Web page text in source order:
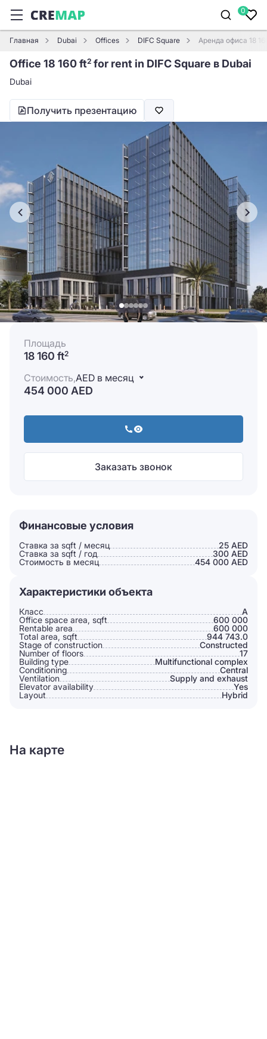
0
Главная Dubai Offices DIFC Square Аренда офиса 18
Office 18 160 ft2 for rent in DIFC Square в Dubai
Dubai
Получить презентацию
Площадь
18 160 ft2
Стоимость,AED в месяц
454 000 AED
Заказать звонок
Финансовые условия
Ставка за sqft / месяц
25 AED
Ставка за sqft / год
300 AED
Стоимость в месяц
454 000 AED
Характеристики объекта
Класс
A
Office space area, sqft
600 000
Rentable area
600 000
Total area, sqft
944 743.0
Stage of construction
Constructed
Number of floors
17
Building type
Multifunctional complex
Conditioning
Сentral
Ventilation
Supply and exhaust
Elevator availability
Yes
Layout
Hybrid
На карте